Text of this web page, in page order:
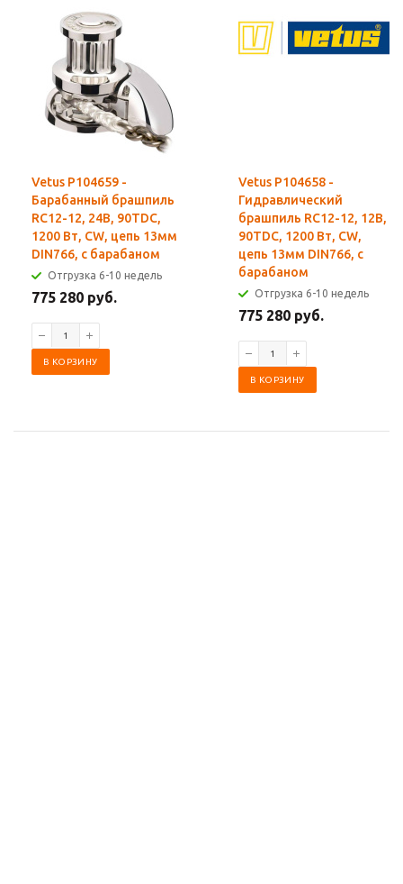
Vetus P104659 -
Барабанный брашпиль
RC12-12, 24В, 90TDC,
1200 Вт, CW, цепь 13мм
DIN766, с барабаном
Отгрузка 6-10 недель
775 280 руб.
В КОРЗИНУ
Vetus P104658 -
Гидравлический
брашпиль RC12-12, 12В,
90TDC, 1200 Вт, CW,
цепь 13мм DIN766, с
барабаном
Отгрузка 6-10 недель
775 280 руб.
В КОРЗИНУ